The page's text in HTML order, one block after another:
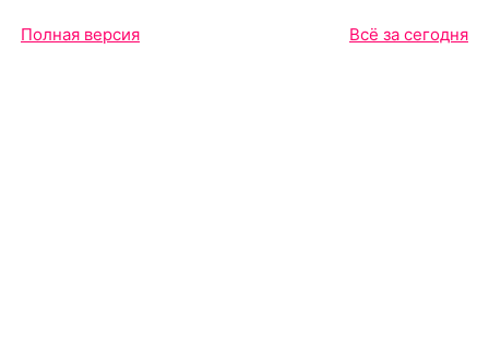
Полная версия Всё за сегодня